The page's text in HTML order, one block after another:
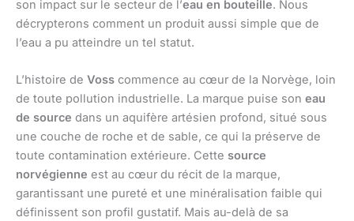
son impact sur le secteur de l’eau en bouteille. Nous
décrypterons comment un produit aussi simple que de
l’eau a pu atteindre un tel statut.
L’histoire de Voss commence au cœur de la Norvège, loin
de toute pollution industrielle. La marque puise son eau
de source dans un aquifère artésien profond, situé sous
une couche de roche et de sable, ce qui la préserve de
toute contamination extérieure. Cette source
norvégienne est au cœur du récit de la marque,
garantissant une pureté et une minéralisation faible qui
définissent son profil gustatif. Mais au-delà de sa